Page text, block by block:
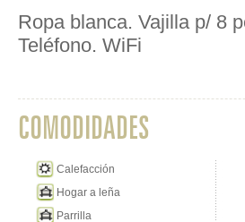
Ropa blanca. Vajilla p/ 8
Teléfono. WiFi
COMODIDADES
Calefacción
Hogar a leña
Parrilla